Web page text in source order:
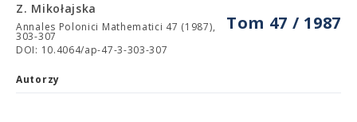
Tom 47 / 1987
Z. Mikołajska
Annales Polonici Mathematici 47 (1987),
303-307
DOI: 10.4064/ap-47-3-303-307
Autorzy